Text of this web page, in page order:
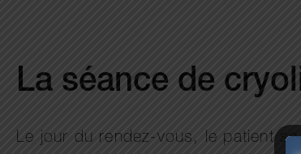
La séance de
Le jour du rendez-vous, le patient